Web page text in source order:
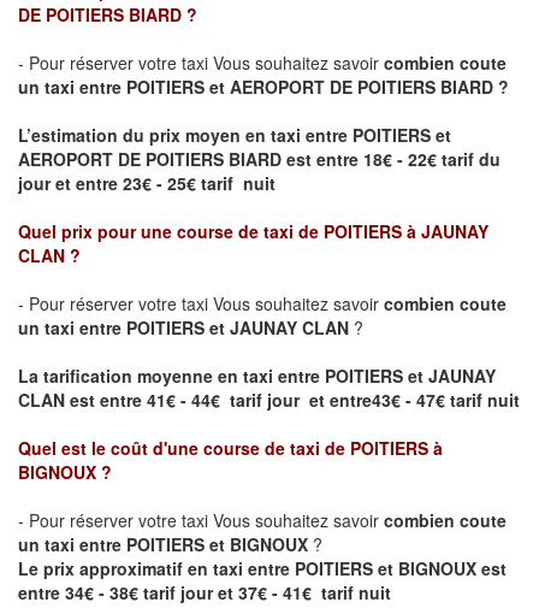
DE POITIERS BIARD ?
- Pour réserver votre taxi Vous souhaitez savoir combien coute
un taxi entre POITIERS et AEROPORT DE POITIERS BIARD ?
L’estimation du prix moyen en taxi entre POITIERS et
AEROPORT DE POITIERS BIARD est entre 18€ - 22€ tarif du
jour et entre 23€ - 25€ tarif nuit
Quel prix pour une course de taxi de POITIERS à JAUNAY
CLAN ?
- Pour réserver votre taxi Vous souhaitez savoir combien coute
un taxi entre POITIERS et JAUNAY CLAN ?
La tarification moyenne en taxi entre POITIERS et JAUNAY
CLAN est entre 41€ - 44€ tarif jour et entre43€ - 47€ tarif nuit
Quel est le coût d'une course de taxi de POITIERS à
BIGNOUX ?
- Pour réserver votre taxi Vous souhaitez savoir combien coute
un taxi entre POITIERS et BIGNOUX ?
Le prix approximatif en taxi entre POITIERS et BIGNOUX est
entre 34€ - 38€ tarif jour et 37€ - 41€ tarif nuit